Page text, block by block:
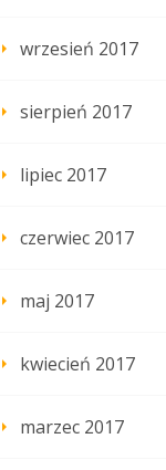
wrzesień 2017
sierpień 2017
lipiec 2017
czerwiec 2017
maj 2017
kwiecień 2017
marzec 2017